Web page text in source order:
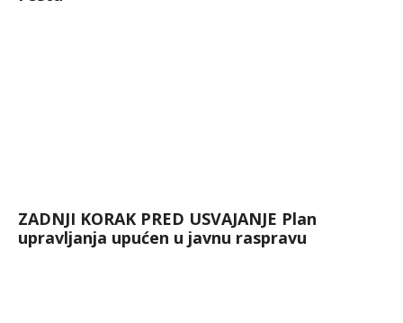
ZADNJI KORAK PRED USVAJANJE Plan
upravljanja upućen u javnu raspravu